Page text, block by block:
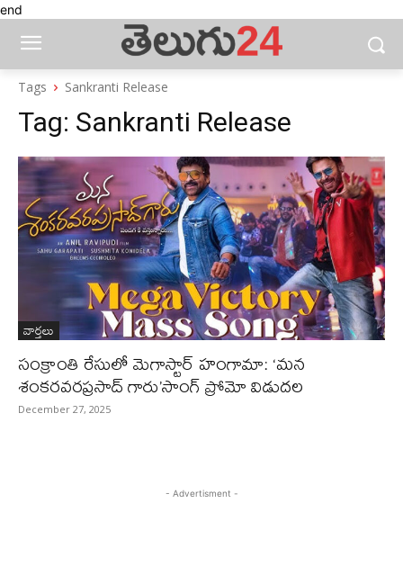
end
Tags Sankranti Release
Tag: Sankranti Release
వార్తలు
సంక్రాంతి రేసులో మెగాస్టార్ హంగామా: ‘మన
శంకరవరప్రసాద్ గారు’సాంగ్ ప్రోమో విడుదల
December 27, 2025
- Advertisment -